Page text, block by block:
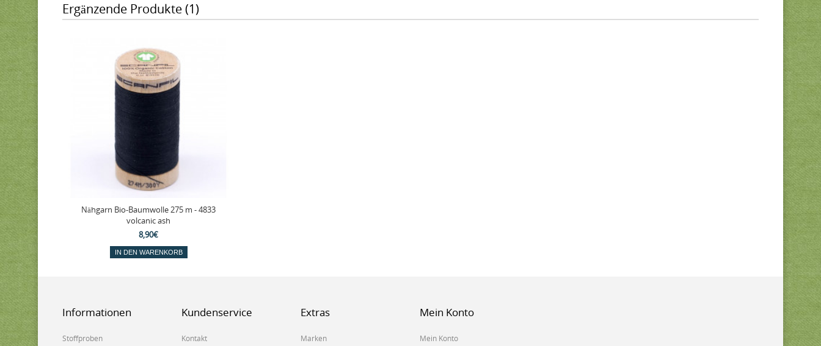
Ergänzende Produkte (1)
Nähgarn Bio-Baumwolle 275 m - 4833
volcanic ash
8,90€
IN DEN WARENKORB
Informationen
Stoffproben
Kundenservice
Kontakt
Extras
Marken
Mein Konto
Mein Konto